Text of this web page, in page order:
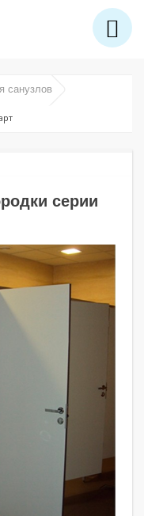
санузлов
серии